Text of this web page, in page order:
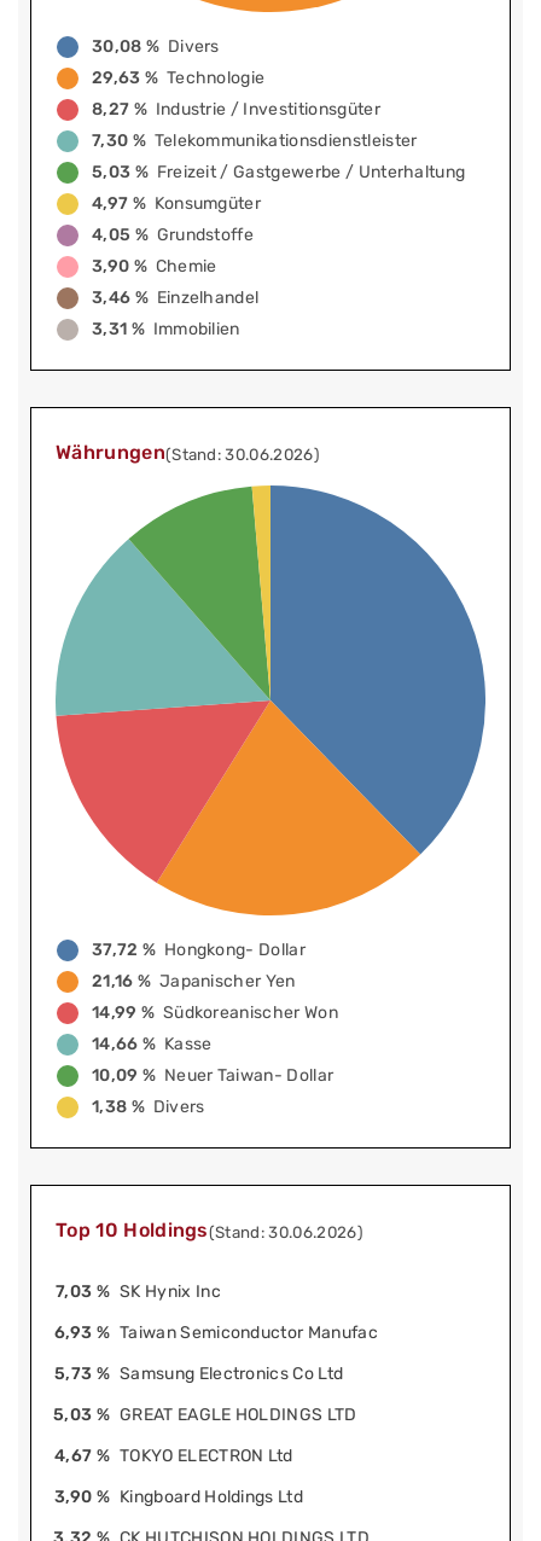
30,08 % Divers
29,63 % Technologie
8,27 % Industrie / Investitionsgüter
7,30 % Telekommunikationsdienstleister
5,03 % Freizeit / Gastgewerbe / Unterhaltung
4,97 % Konsumgüter
4,05 % Grundstoffe
3,90 % Chemie
3,46 % Einzelhandel
3,31 % Immobilien
Währungen(Stand: 30.06.2026)
37,72 % Hongkong- Dollar
21,16 % Japanischer Yen
14,99 % Südkoreanischer Won
14,66 % Kasse
10,09 % Neuer Taiwan- Dollar
1,38 % Divers
Top 10 Holdings(Stand: 30.06.2026)
7,03 % SK Hynix Inc
6,93 % Taiwan Semiconductor Manufac
5,73 % Samsung Electronics Co Ltd
5,03 % GREAT EAGLE HOLDINGS LTD
4,67 % TOKYO ELECTRON Ltd
3,90 % Kingboard Holdings Ltd